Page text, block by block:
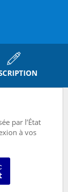
par l’État
à vos
FranceConnect